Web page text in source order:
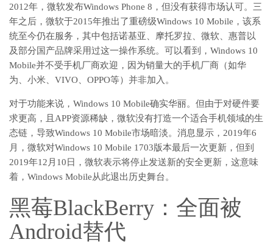
2012年，微软发布Windows Phone 8，但没有获得市场认可。三
年之后，微软于2015年推出了重磅级Windows 10 Mobile，该系
统至今仍在服务，其中包括诺基亚、摩托罗拉、微软、惠普以
及部分国产品牌采用过这一操作系统。可以看到，Windows 10
Mobile并不受手机厂商欢迎，因为销量大的手机厂商（如华
为、小米、VIVO、OPPO等）并非加入。
对于功能来说，Windows 10 Mobile确实华丽。但由于对硬件要
求更高，且APP资源稀缺，微软没有打造一个适合手机领域的生
态链，导致Windows 10 Mobile市场暗淡。消息显示，2019年6
月，微软对Windows 10 Mobile 1703版本最后一次更新，但到
2019年12月10日，微软表示将停止发送新的安全更新，这意味
着，Windows Mobile从此退出历史舞台。
黑莓BlackBerry：全面被
Android替代